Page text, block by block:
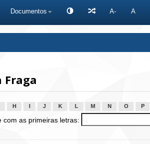
Documentos A- A
Fraga
H J K L M N O P
com as primeiras letras: